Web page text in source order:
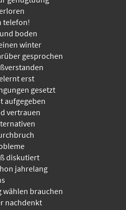
telefon!
boden
winter
gesprochen
erst
gesetzt
aufgegeben
vertrauen
diskutiert
jahrelang
brauchen
nachdenkt